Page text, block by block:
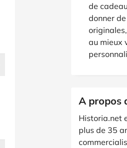
de
donner
au mieux
A propos
Historia.net
plus de 35